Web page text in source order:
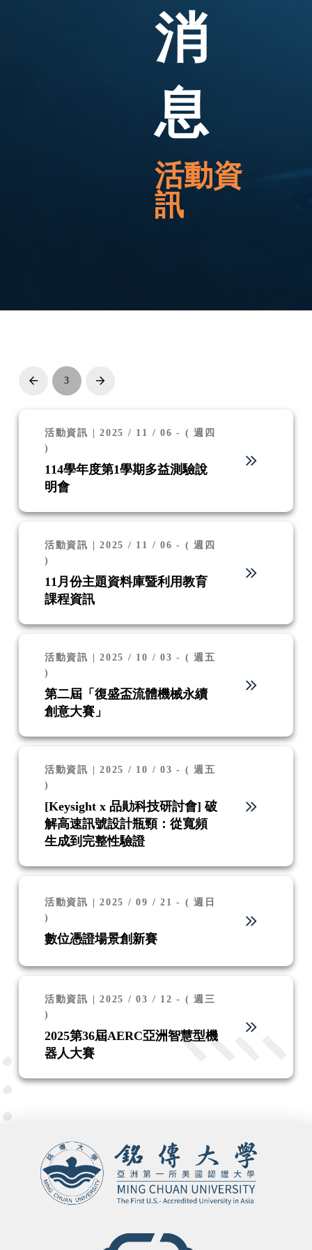
消
息
活動資
訊
Prev 3 Next
活動資訊 | 2025 / 11 / 06 - ( 週四
)
114學年度第1學期多益測驗說
明會
活動資訊 | 2025 / 11 / 06 - ( 週四
)
11月份主題資料庫暨利用教育
課程資訊
活動資訊 | 2025 / 10 / 03 - ( 週五
)
第二屆「復盛盃流體機械永續
創意大賽」
活動資訊 | 2025 / 10 / 03 - ( 週五
)
[Keysight x 品勛科技研討會] 破
解高速訊號設計瓶頸：從寬頻
生成到完整性驗證
活動資訊 | 2025 / 09 / 21 - ( 週日
)
數位憑證場景創新賽
活動資訊 | 2025 / 03 / 12 - ( 週三
)
2025第36屆AERC亞洲智慧型機
器人大賽